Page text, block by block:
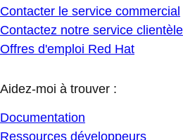
Contacter le service commercial
Contactez notre service clientèle
Offres d'emploi Red Hat
Aidez-moi à trouver :
Documentation
Ressources développeurs